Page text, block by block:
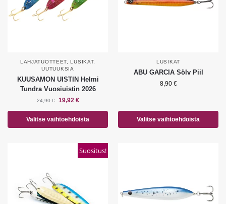
LAHJATUOTTEET ,LUSIKAT,
UUTUUKSIA
KUUSAMON UISTIN Helmi
Tundra Vuosiuistin 2026
24,90€ 19,92 €
Valitse vaihtoehdoista
LUSIKAT
ABU GARCIA Sölv Piil
8,90 €
Valitse vaihtoehdoista
Suositus!